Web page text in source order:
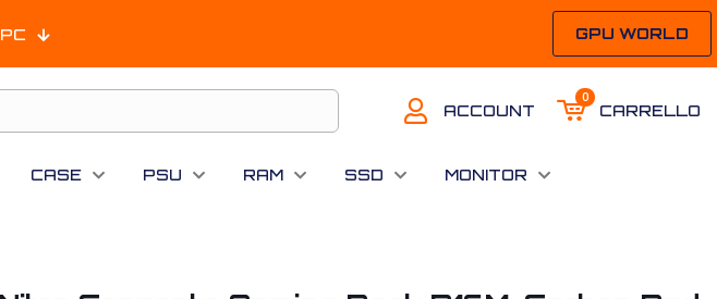
GPU WORLD
ACCOUNT
0
CARRELLO
CASE PSU RAM SSD MONITOR